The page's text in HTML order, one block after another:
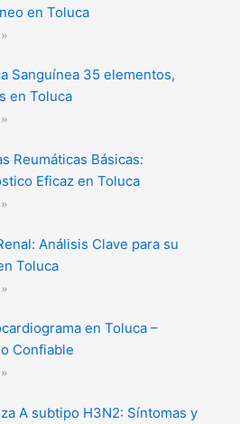
en Toluca
Sanguínea 35 elementos,
en Toluca
Reumáticas Básicas:
Eficaz en Toluca
Análisis Clave para su
Toluca
en Toluca –
Confiable
A subtipo H3N2: Síntomas y